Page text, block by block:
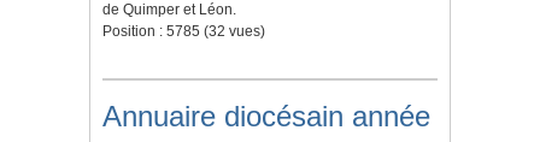
de Quimper et Léon.
Position : 5785 (32 vues)
Annuaire diocésain année